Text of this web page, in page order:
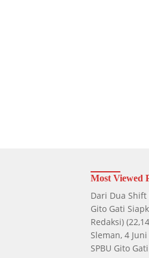
Most Viewed
Dari Dua Shift
Gito Gati
Redaksi)
Sleman, 4
SPBU Gito